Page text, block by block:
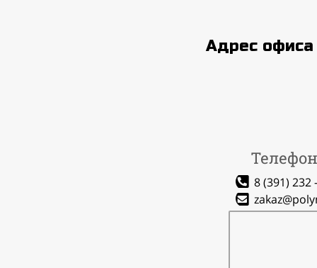
Адрес
8 (391) 232